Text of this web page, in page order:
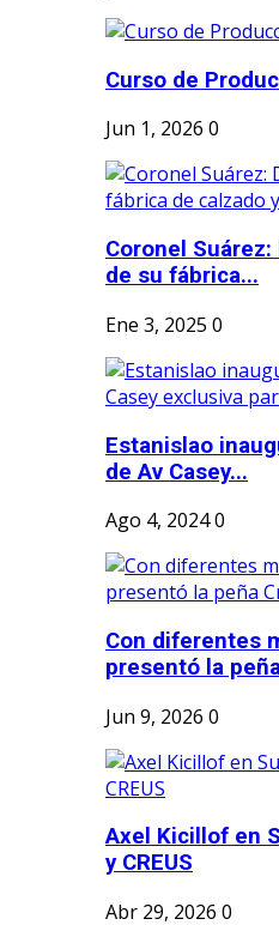
Curso de
Jun 1, 2026 0
Coronel
de su fábrica...
Ene 3, 2025 0
Estanislao
de Av Casey...
Ago 4, 20240
Con diferentes
presentó la
Jun 9, 2026 0
Axel Kicillof en
y CREUS
Abr 29, 2026 0